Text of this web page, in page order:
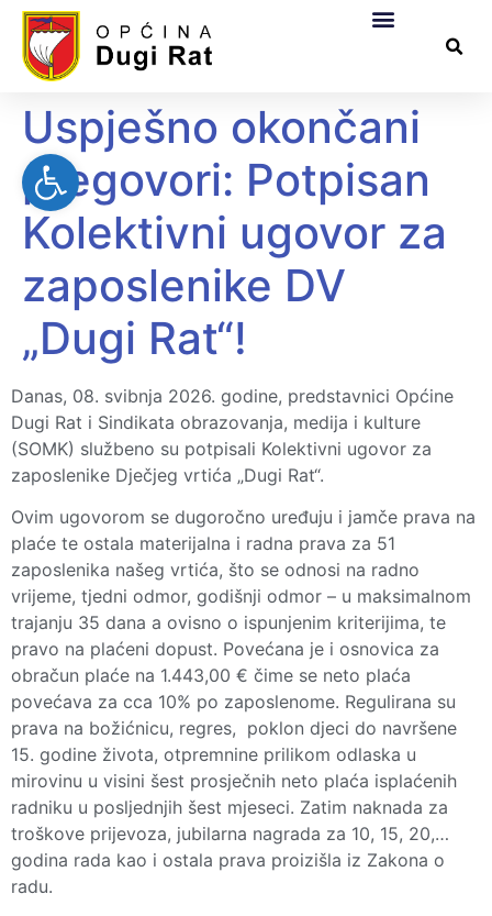
Uspješno okončani
pregovori: Potpisan
Kolektivni ugovor za
zaposlenike DV
„Dugi Rat“!
Danas, 08. svibnja 2026. godine, predstavnici Općine
Dugi Rat i Sindikata obrazovanja, medija i kulture
(SOMK) službeno su potpisali Kolektivni ugovor za
zaposlenike Dječjeg vrtića „Dugi Rat“.
Ovim ugovorom se dugoročno uređuju i jamče prava na
plaće te ostala materijalna i radna prava za 51
zaposlenika našeg vrtića, što se odnosi na radno
vrijeme, tjedni odmor, godišnji odmor – u maksimalnom
trajanju 35 dana a ovisno o ispunjenim kriterijima, te
pravo na plaćeni dopust. Povećana je i osnovica za
obračun plaće na 1.443,00 € čime se neto plaća
povećava za cca 10% po zaposlenome. Regulirana su
prava na božićnicu, regres, poklon djeci do navršene
15. godine života, otpremnine prilikom odlaska u
mirovinu u visini šest prosječnih neto plaća isplaćenih
radniku u posljednjih šest mjeseci. Zatim naknada za
troškove prijevoza, jubilarna nagrada za 10, 15, 20,…
godina rada kao i ostala prava proizišla iz Zakona o
radu.
Open toolbar